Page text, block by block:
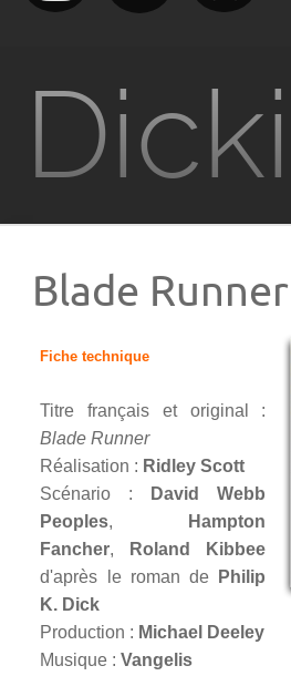
Dossiers
Confessions
Total Recall
Blade Runner
Television
Blade Runner
Fiche technique
Titre français et original :
Blade Runner
Réalisation : Ridley Scott
Scénario :
David Webb
Peoples,
Hampton
Fancher,
Roland Kibbee
d'après le roman de
Philip
K. Dick
Production : Michael Deeley
Musique :Vangelis